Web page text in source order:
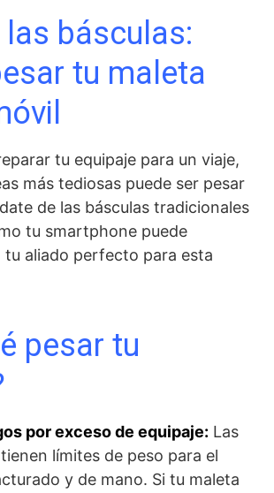
básculas:
tu maleta
tu equipaje para un viaje,
más tediosas puede ser pesar
de las básculas tradicionales
tu smartphone puede
aliado perfecto para esta
pesar tu
por exceso de equipaje: Las
límites de peso para el
y de mano. Si tu maleta